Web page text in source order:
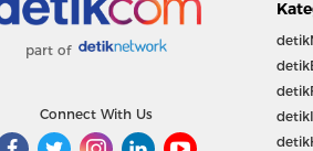
part of
Connect With Us